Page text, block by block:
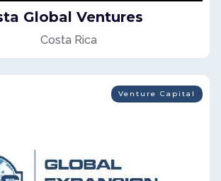
Global Ventures
Costa Rica
Venture Capital